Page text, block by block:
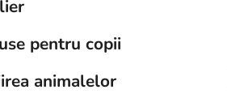
pentru copii
animalelor